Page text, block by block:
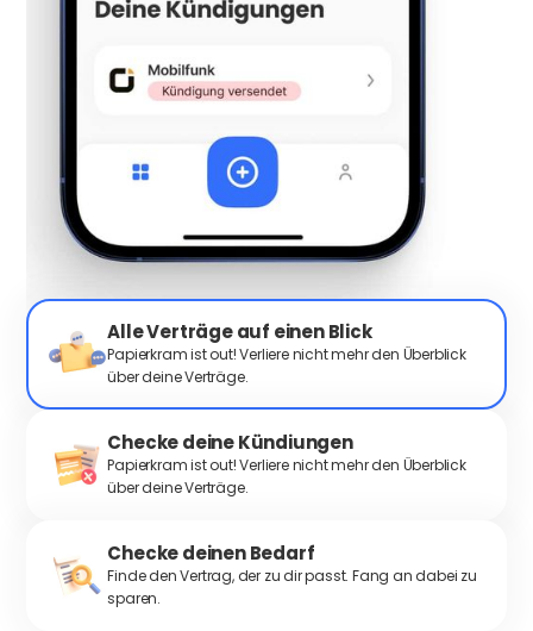
Alle Verträge auf einen Blick
Papierkram ist out! Verliere nicht mehr den Überblick
über deine Verträge.
Checke deine Kündiungen
Papierkram ist out! Verliere nicht mehr den Überblick
über deine Verträge.
Checke deinen Bedarf
Finde den Vertrag, der zu dir passt. Fang an dabei zu
sparen.